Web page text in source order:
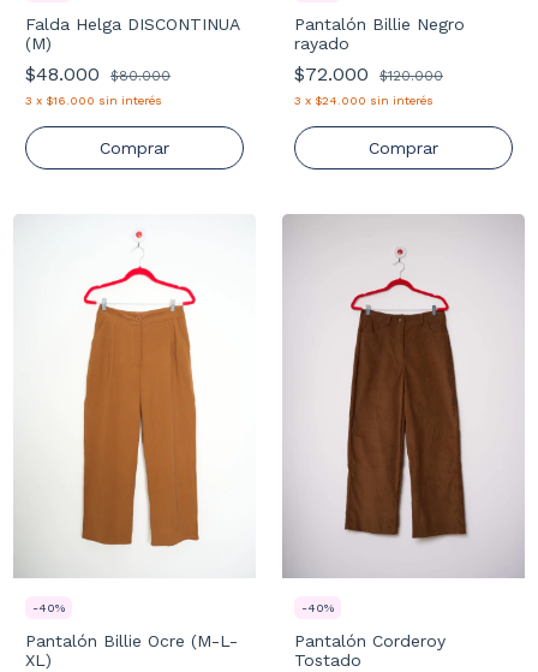
Falda Helga DISCONTINUA
(M)
$48.000 $80.000
3 x $16.000 sin interés
Comprar
Pantalón Billie Negro
rayado
$72.000 $120.000
3 x $24.000 sin interés
Comprar
-40%
Pantalón Billie Ocre (M-L-
XL)
-40%
Pantalón Corderoy
Tostado